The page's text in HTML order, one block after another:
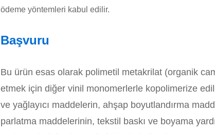
ödeme yöntemleri kabul edilir.
Başvuru
Bu ürün esas olarak polimetil metakrilat (organik
etmek için diğer vinil monomerlerle kopolimerize
ve yağlayıcı maddelerin, ahşap boyutlandırma
parlatma maddelerinin, tekstil baskı ve boyama